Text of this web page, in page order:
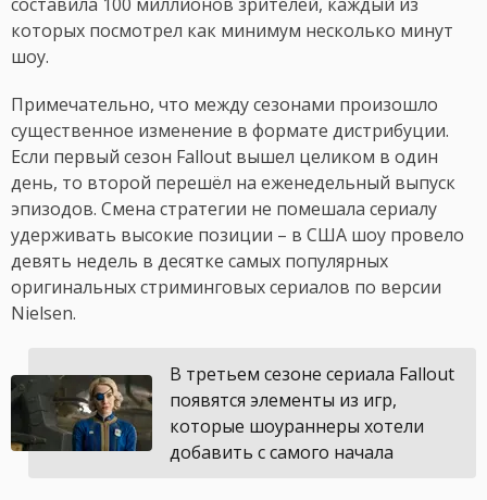
которых посмотрел как минимум несколько минут
шоу.
Примечательно, что между сезонами произошло
существенное изменение в формате дистрибуции.
Если первый сезон Fallout вышел целиком в один
день, то второй перешёл на еженедельный выпуск
эпизодов. Смена стратегии не помешала сериалу
удерживать высокие позиции – в США шоу провело
девять недель в десятке самых популярных
оригинальных стриминговых сериалов по версии
Nielsen.
В третьем сезоне сериала Fallout
появятся элементы из игр,
которые шоураннеры хотели
добавить с самого начала